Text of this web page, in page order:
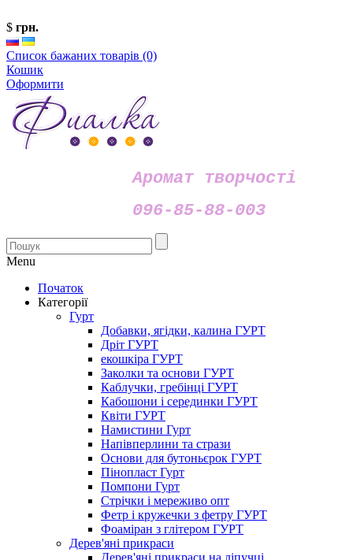
$ грн.
Список бажаних товарів (0)
Кошик
Оформити
Аромат творчості
096-85-88-003
Menu
Початок
Категорії
Гурт
Добавки, ягідки, калина ГУРТ
Дріт ГУРТ
екошкіра ГУРТ
Заколки та основи ГУРТ
Каблучки, гребінці ГУРТ
Кабошони і серединки ГУРТ
Квіти ГУРТ
Намистини Гурт
Напівперлини та стрази
Основи для бутоньєрок ГУРТ
Пінопласт Гурт
Помпони Гурт
Стрічки і мереживо опт
Фетр і кружечки з фетру ГУРТ
Фоаміран з глітером ГУРТ
Дерев'яні прикраси
Дерев'яні прикраси на ліпучці